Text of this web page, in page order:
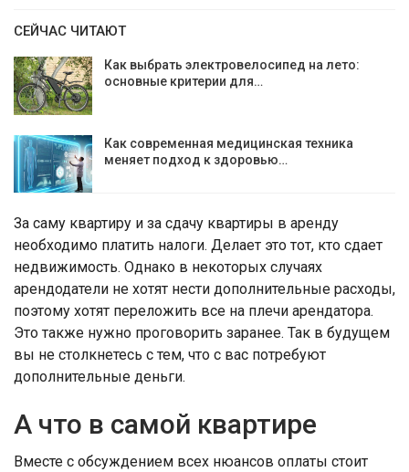
СЕЙЧАС ЧИТАЮТ
Как выбрать электровелосипед на лето:
основные критерии для…
Как современная медицинская техника
меняет подход к здоровью…
За саму квартиру и за сдачу квартиры в аренду
необходимо платить налоги. Делает это тот, кто сдает
недвижимость. Однако в некоторых случаях
арендодатели не хотят нести дополнительные расходы,
поэтому хотят переложить все на плечи арендатора.
Это также нужно проговорить заранее. Так в будущем
вы не столкнетесь с тем, что с вас потребуют
дополнительные деньги.
А что в самой квартире
Вместе с обсуждением всех нюансов оплаты стоит